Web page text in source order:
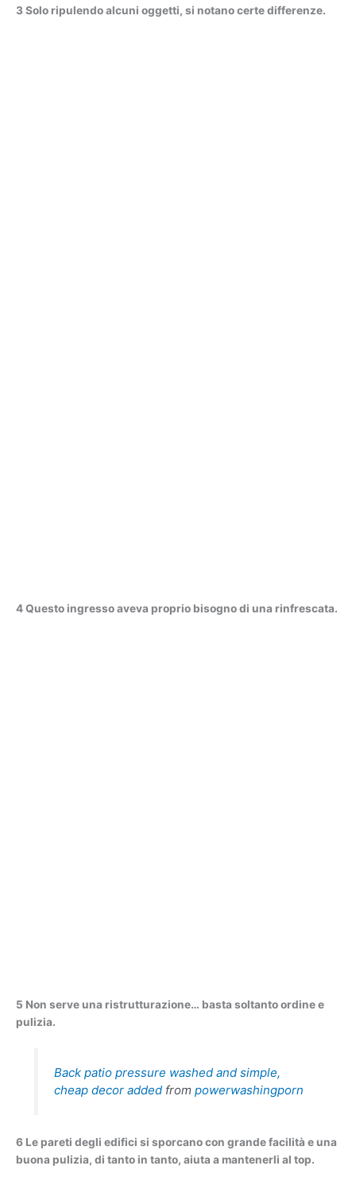
3 Solo ripulendo alcuni oggetti, si notano certe differenze.
4 Questo ingresso aveva proprio bisogno di una rinfrescata.
5 Non serve una ristrutturazione… basta soltanto ordine e
pulizia.
Back patio pressure washed and simple,
cheap decor addedfrom powerwashingporn
6 Le pareti degli edifici si sporcano con grande facilità e una
buona pulizia, di tanto in tanto, aiuta a mantenerli al top.